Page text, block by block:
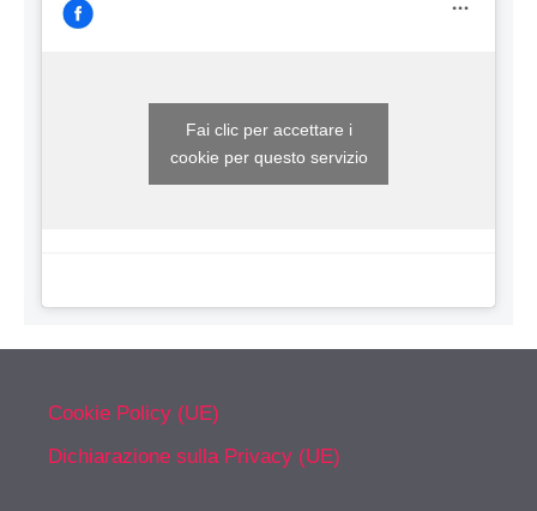
Fai clic per accettare i
cookie per questo servizio
Cookie Policy (UE)
Dichiarazione sulla Privacy (UE)